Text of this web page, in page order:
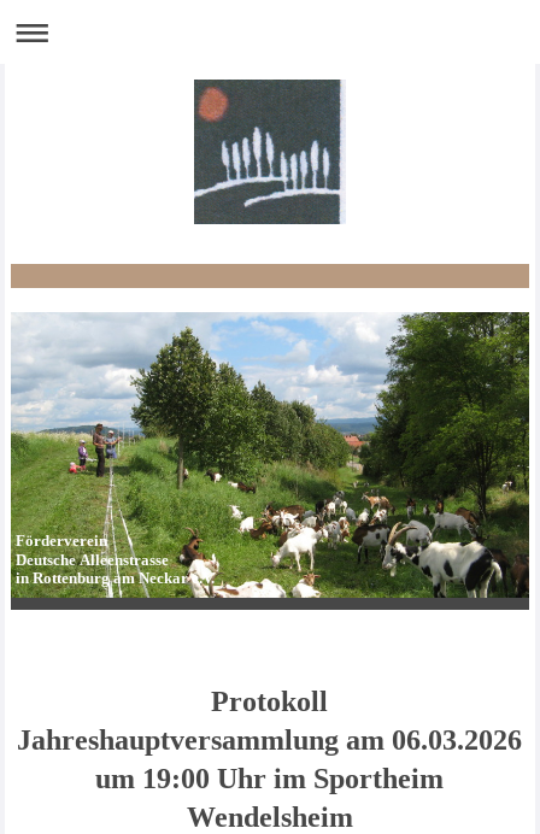
Förderverein
Deutsche Alleenstrasse
in Rottenburg am Neckar e.V.
Protokoll
Jahreshauptversammlung am 06.03.2026
um 19:00 Uhr im Sportheim
Wendelsheim